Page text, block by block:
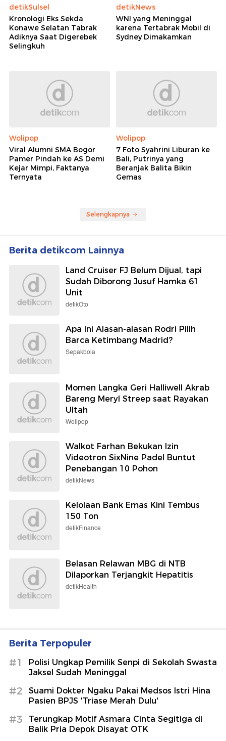
detikSulsel
Kronologi Eks Sekda
Konawe Selatan Tabrak
Adiknya Saat Digerebek
Selingkuh
detikNews
WNI yang Meninggal
karena Tertabrak Mobil di
Sydney Dimakamkan
Wolipop
Viral Alumni SMA Bogor
Pamer Pindah ke AS Demi
Kejar Mimpi, Faktanya
Ternyata
Wolipop
7 Foto Syahrini Liburan ke
Bali, Putrinya yang
Beranjak Balita Bikin
Gemas
Selengkapnya
Berita detikcom Lainnya
Land Cruiser FJ Belum Dijual, tapi
Sudah Diborong Jusuf Hamka 61
Unit
detikOto
Apa Ini Alasan-alasan Rodri Pilih
Barca Ketimbang Madrid?
Sepakbola
Momen Langka Geri Halliwell Akrab
Bareng Meryl Streep saat Rayakan
Ultah
Wolipop
Walkot Farhan Bekukan Izin
Videotron SixNine Padel Buntut
Penebangan 10 Pohon
detikNews
Kelolaan Bank Emas Kini Tembus
150 Ton
detikFinance
Belasan Relawan MBG di NTB
Dilaporkan Terjangkit Hepatitis
detikHealth
Berita Terpopuler
#1
Polisi Ungkap Pemilik Senpi di Sekolah Swasta
Jaksel Sudah Meninggal
#2
Suami Dokter Ngaku Pakai Medsos Istri Hina
Pasien BPJS 'Triase Merah Dulu'
#3
Terungkap Motif Asmara Cinta Segitiga di
Balik Pria Depok Disayat OTK